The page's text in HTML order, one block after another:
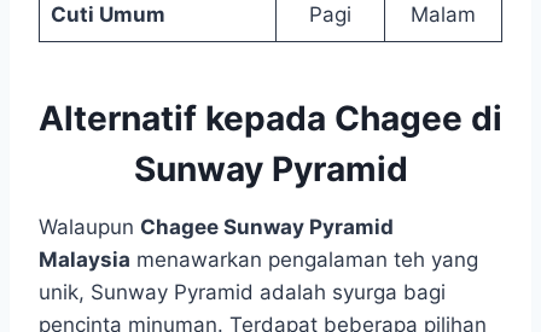
Cuti Umum
Pagi
Malam
Alternatif kepada Chagee di
Sunway Pyramid
Walaupun Chagee Sunway Pyramid
Malaysia menawarkan pengalaman teh yang
unik, Sunway Pyramid adalah syurga bagi
pencinta minuman. Terdapat beberapa pilihan